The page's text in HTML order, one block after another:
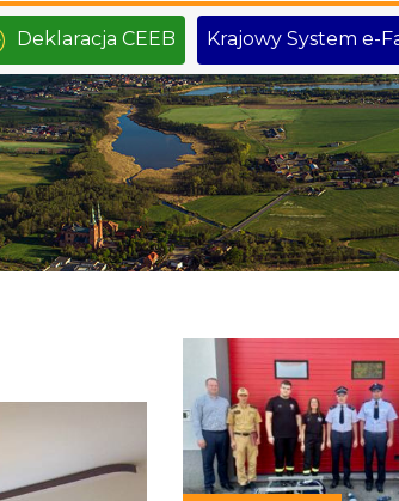
Deklaracja CEEB Krajowy System e-